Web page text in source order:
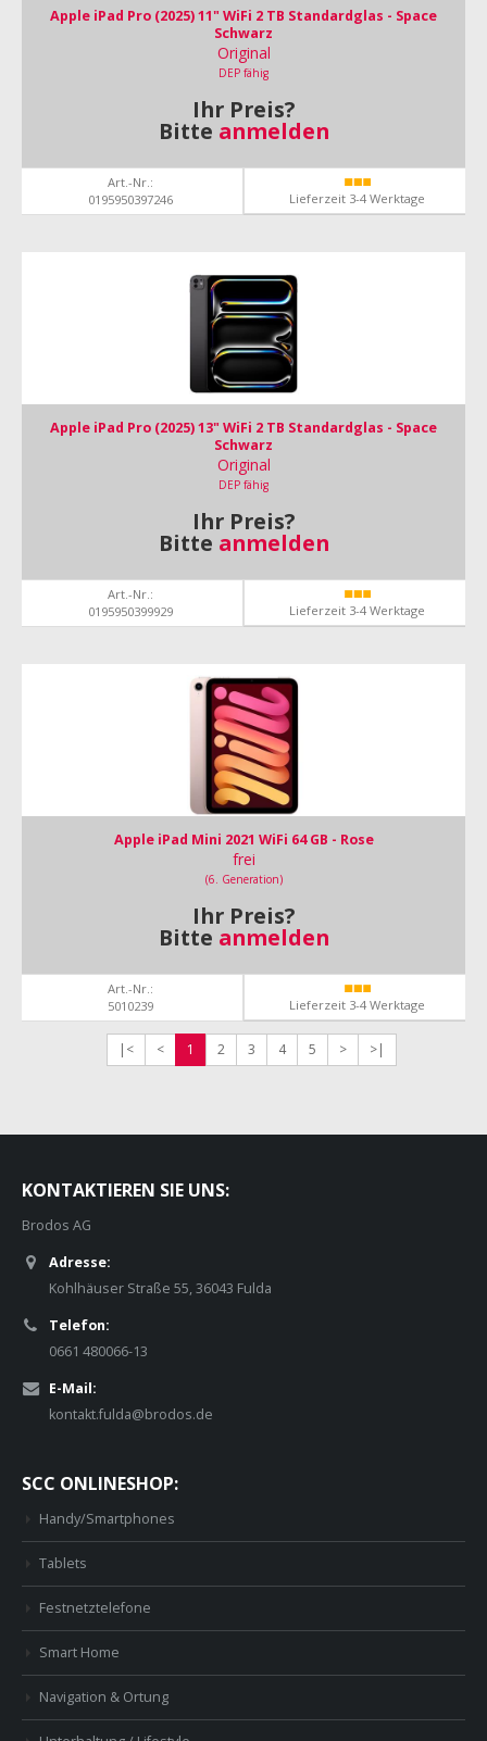
Apple iPad Pro (2025) 11" WiFi 2 TB Standardglas - Space
Schwarz
Original
DEP fähig
Ihr Preis?
Bitte anmelden
Art.-Nr.:
0195950397246
Lieferzeit 3-4 Werktage
Apple iPad Pro (2025) 13" WiFi 2 TB Standardglas - Space
Schwarz
Original
DEP fähig
Ihr Preis?
Bitte anmelden
Art.-Nr.:
0195950399929
Lieferzeit 3-4 Werktage
Apple iPad Mini 2021 WiFi 64 GB - Rose
frei
(6. Generation)
Ihr Preis?
Bitte anmelden
Art.-Nr.:
5010239
Lieferzeit 3-4 Werktage
|< < 1 2 3 4 5 > >|
KONTAKTIEREN SIE UNS:
Brodos AG
Adresse:
Kohlhäuser Straße 55, 36043 Fulda
Telefon:
0661 480066-13
E-Mail:
kontakt.fulda@brodos.de
SCC ONLINESHOP:
Handy/Smartphones
Tablets
Festnetztelefone
Smart Home
Navigation & Ortung